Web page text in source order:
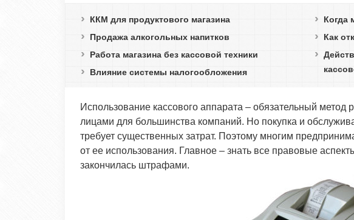
ККМ для продуктового магазина
Продажа алкогольных напитков
Работа магазина без кассовой техники
Влияние системы налогообложения
Когда
Как
Использование кассового аппарата – обязательный метод
лицами для большинства компаний. Но покупка и
требует существенных затрат. Поэтому многим
от ее использования. Главное – знать все правовые
закончилась штрафами.